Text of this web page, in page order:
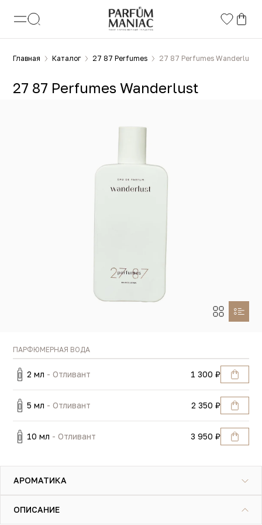
Главная Каталог 27 87 Perfumes 27 87 Perfumes Wanderlust
27 87 Perfumes Wanderlust
ПАРФЮМЕРНАЯ ВОДА
2 мл - Отливант 1 300 ₽
5 мл - Отливант 2 350 ₽
10 мл - Отливант 3 950 ₽
АРОМАТИКА
ОПИСАНИЕ